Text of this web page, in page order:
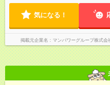
気になる！
掲載元企業名 マンパワーグループ株式